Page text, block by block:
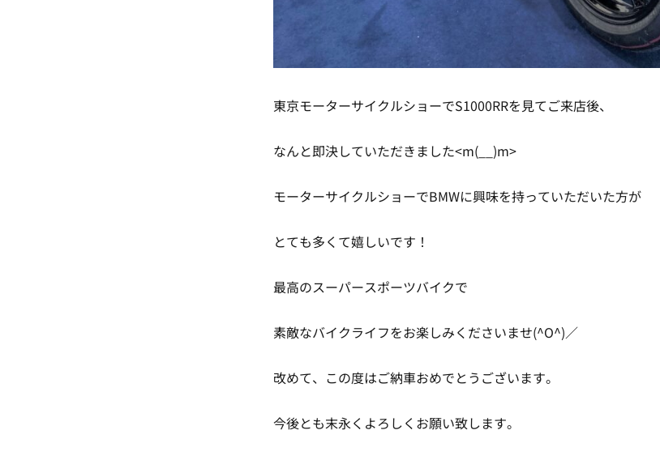
東京モーターサイクルショーでS1000RRを見てご来店後、
なんと即決していただきました<m(__)m>
モーターサイクルショーでBMWに興味を持っていただいた方が
とても多くて嬉しいです！
最高のスーパースポーツバイクで
素敵なバイクライフをお楽しみくださいませ(^O^)／
改めて、この度はご納車おめでとうございます。
今後とも末永くよろしくお願い致します。